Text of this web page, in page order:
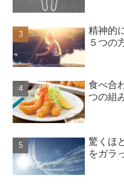
精神的
５つの
食べ合
つの組
驚くほ
をガラ